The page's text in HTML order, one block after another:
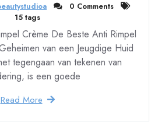
0 Comments
15 tags
Crème De Beste Anti Rimpel
van een Jeugdige Huid
tegengaan van tekenen van
is een goede
Read More